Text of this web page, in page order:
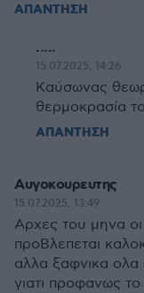
ΑΠΑΝΤΗΣΗ
.....
15.07.2025, 14:26
Καύσωνας
θερμοκρασία
ΑΠΑΝΤΗΣΗ
Αυγοκουρευτης
15.07.2025, 13:49
Αρχες του μηνα οι
προBλεπεται
αλλα ξαφνικα ολα
γιατι προφανως